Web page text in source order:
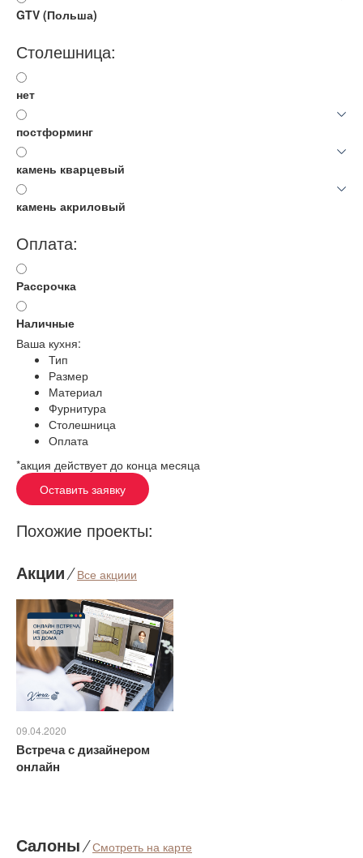
GTV (Польша)
Столешница:
нет
постформинг
камень кварцевый
камень акриловый
Оплата:
Рассрочка
Наличные
Ваша кухня:
Тип
Размер
Материал
Фурнитура
Столешница
Оплата
*акция действует до конца месяца
Оставить заявку
Похожие проекты:
Акции⁄Все акциии
09.04.2020
Встреча с дизайнером
онлайн
Салоны⁄Смотреть на карте